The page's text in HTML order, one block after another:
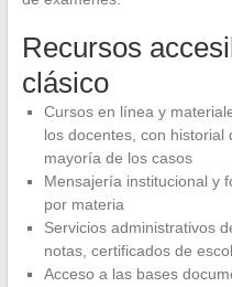
Recursos
clásico
Cursos en línea y
los docentes, con historial
mayoría de los casos
Mensajería institucional y
por materia
Servicios administrativos
notas, certificados de
Acceso a las bases